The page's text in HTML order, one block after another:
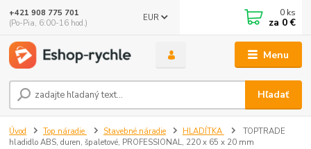
Menu
EUR
Hľadať
+421 908 775 701
(Po-Pia, 6:00-16 hod.)
0 ks
za 0 €
Úvod Top náradie Stavebné náradie HLADÍTKA
TOPTRADE
hladidlo ABS, duren, špaletové, PROFESSIONAL, 220 x 65 x 20 mm